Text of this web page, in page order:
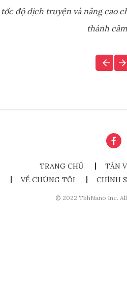
tốc độ dịch truyện và nâng cao
thành
TRANG CHỦ TẢN
VỀ CHÚNG TÔI
CHÍNH
© 2022 TbhNano Inc.